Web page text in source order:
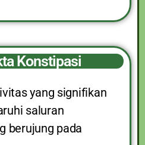
Konstipasi
yang signifikan
saluran
berujung pada